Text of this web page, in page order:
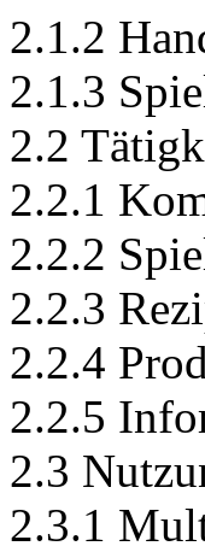
2.1.2
2.1.3
2.2
2.2.1
2.2.2
2.2.3
2.2.4
2.2.5
2.3
2.3.1